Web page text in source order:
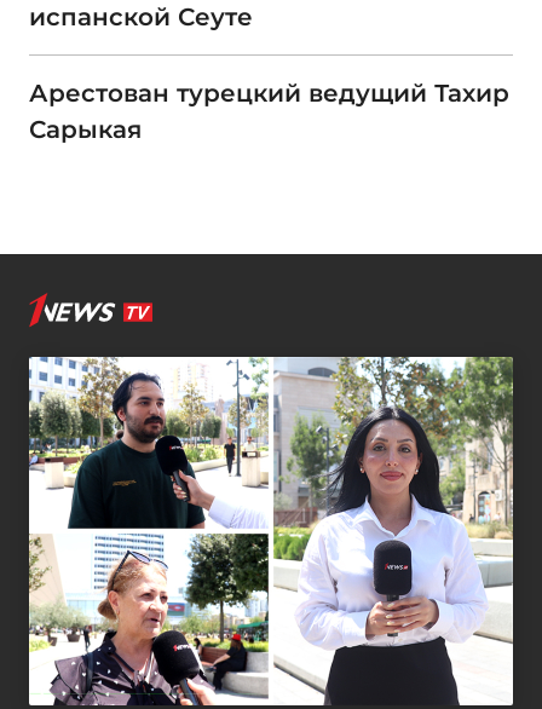
испанской Сеуте
Арестован турецкий ведущий Тахир
Сарыкая